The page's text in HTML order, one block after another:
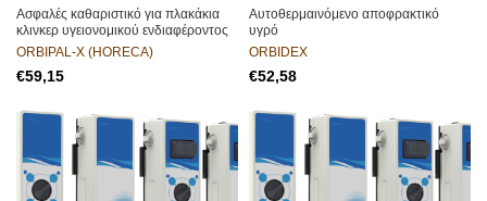
Ασφαλές καθαριστικό για πλακάκια
κλινκερ υγειονομικού ενδιαφέροντος
ORBIPAL-X (HORECA)
€
Αυτοθερμαινόμενο αποφρακτικό
υγρό
ORBIDEX
€